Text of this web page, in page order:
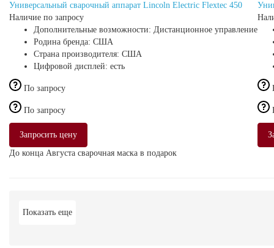
Универсальный сварочный аппарат Lincoln Electric Flextec 450
Наличие по запросу
Дополнительные возможности: Дистанционное управление
Родина бренда: США
Страна производителя: США
Цифровой дисплей: есть
По запросу
По запросу
Запросить цену
До конца Августа сварочная маска в подарок
Показать еще